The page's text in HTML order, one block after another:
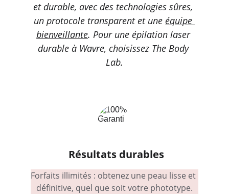
et durable, avec des technologies sûres,
un protocole transparent et une équipe
bienveillante. Pour une épilation laser
durable à Wavre, choisissez The Body
Lab.
Résultats durables
Forfaits illimités : obtenez une peau lisse et
définitive, quel que soit votre phototype.